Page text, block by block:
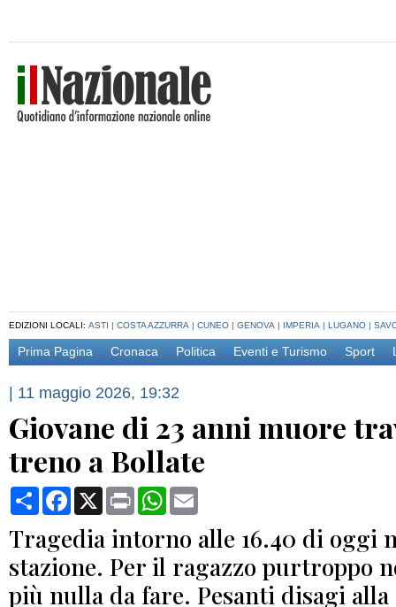
EDIZIONI LOCALI: ASTI | COSTA AZZURRA | CUNEO | GENOVA | IMPERIA | LUGANO |
Prima Pagina Cronaca Politica Eventi e Turismo Sport
| 11 maggio 2026, 19:32
Giovane di 23 anni muore
treno a Bollate
CondividiFacebook
X Print WhatsApp
Tragedia intorno alle 16.40 di oggi
stazione. Per il ragazzo purtroppo
più nulla da fare. Pesanti disagi